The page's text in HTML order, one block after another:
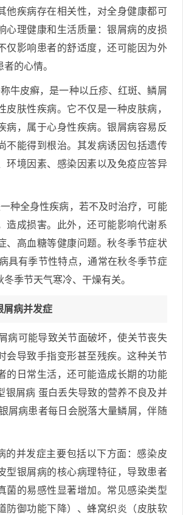
他疾病存在相关性，对全身健康都可
心理健康和生活质量：银屑病的皮损
仅影响患者的舒适度，还可能因为外
的心情。
牛皮癣，是一种以丘疹、红斑、鳞屑
皮肤性疾病。它不仅是一种皮肤病，
病，属于心身性疾病。银屑病容易反
不能得到根治。其发病诱因包括遗传
环境因素、感染因素以及免疫应答异
种全身性疾病，若不及时治疗，可能
造成损害。此外，还可能影响代谢系
、高血糖等健康问题。秋冬季节症状
具有季节性特点，通常在秋冬季节症
季节天气寒冷、干燥有关。
屑病并发症
病可能导致关节面破坏，使关节丧失
会导致手指变形甚至残疾。这种关节
的日常生活，还可能造成长期的功能
银屑病 蛋白丢失导致的营养不良及并
屑病患者每日会脱落大量鳞屑，伴随
的并发症主要包括以下方面：感染皮
型银屑病的核心病理特征，导致患者
菌的易感性显著增加。常见感染类型
防御功能下降）、蜂窝织炎（皮肤软